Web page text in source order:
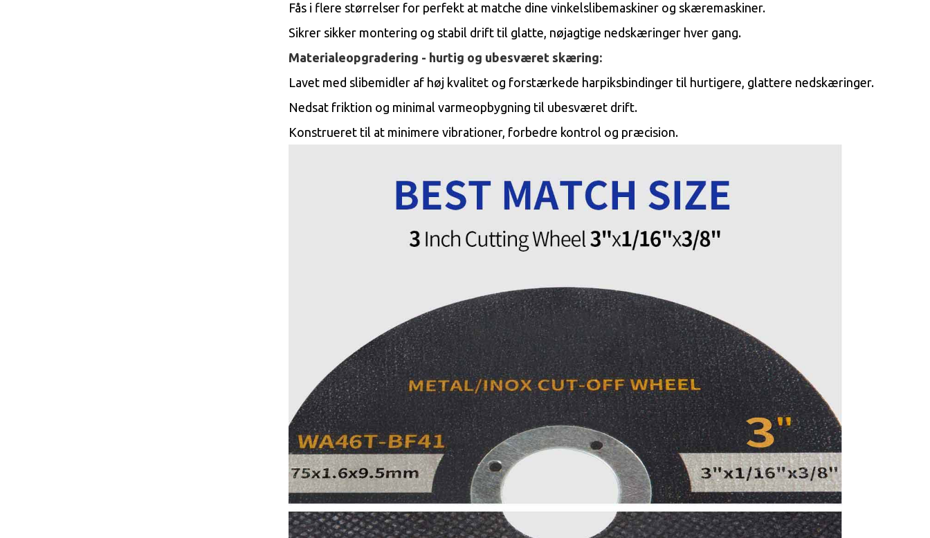
Fås i flere størrelser for perfekt at matche dine vinkelslibemaskiner og skæremaskiner.
Sikrer sikker montering og stabil drift til glatte, nøjagtige nedskæringer hver gang.
Materialeopgradering - hurtig og ubesværet skæring:
Lavet med slibemidler af høj kvalitet og forstærkede harpiksbindinger til hurtigere, glattere nedskæringer.
Nedsat friktion og minimal varmeopbygning til ubesværet drift.
Konstrueret til at minimere vibrationer, forbedre kontrol og præcision.